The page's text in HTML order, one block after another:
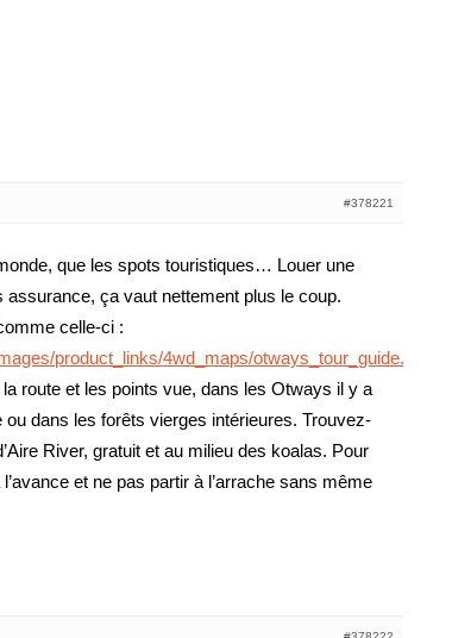
#378221
que les spots touristiques… Louer une
ça vaut nettement plus le coup.
celle-ci :
product_links/4wd_maps/otways_tour_guide.asp
route et les points vue, dans les Otways il y a
dans les forêts vierges intérieures. Trouvez-
River, gratuit et au milieu des koalas. Pour
et ne pas partir à l’arrache sans même